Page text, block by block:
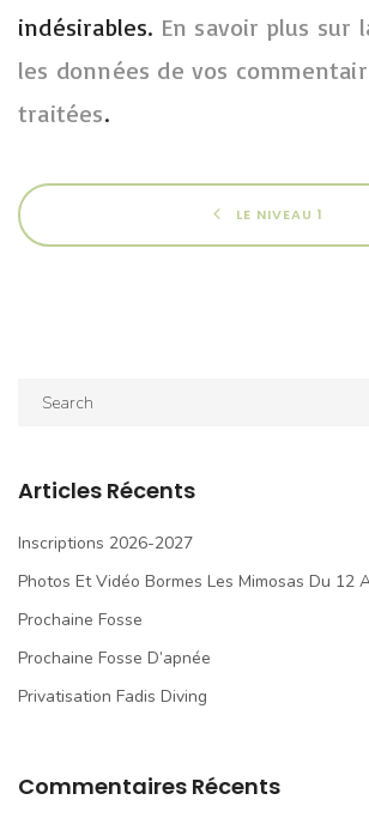
indésirables. En savoir plus sur
les données de vos
traitées.
LE NIVEAU 1
Articles Récents
Inscriptions 2026-2027
Photos Et Vidéo Bormes Les Mimosas Du 12
Prochaine Fosse
Prochaine Fosse D’apnée
Privatisation Fadis Diving
Commentaires Récents